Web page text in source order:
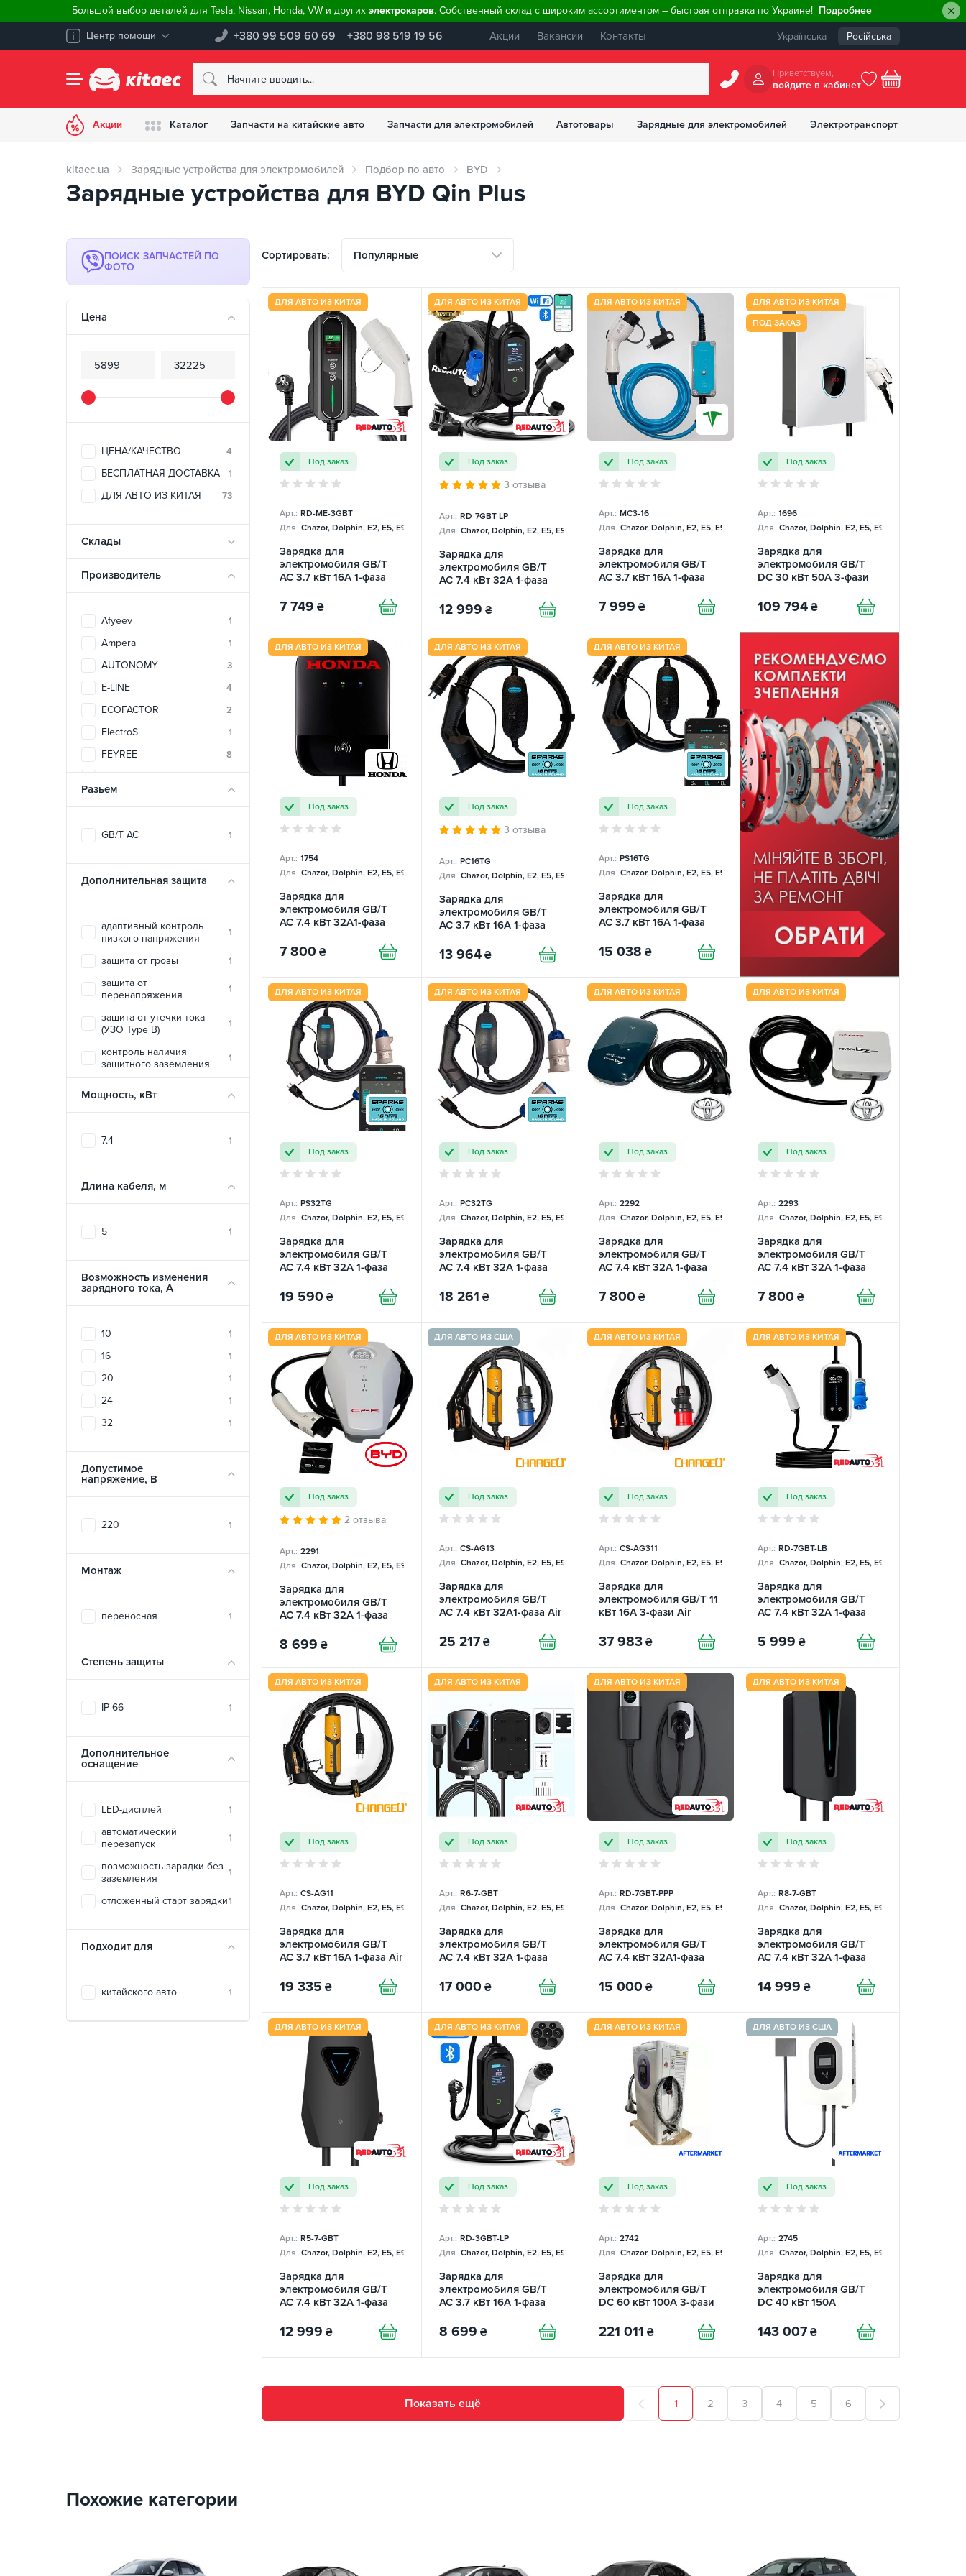
Большой выбор деталей для Tesla, Nissan, Honda, VW и других электрокаров. Собственный склад с широким ассортиментом – быстрая отправка по Украине! Подробнее
Центр помощи +380 99 509 60 69 +380 98 519 19 56 Акции Вакансии Контакты Українська Російська
Приветствуем,
войдите в кабинет
Акции Каталог Запчасти на китайские авто Запчасти для электромобилей Автотовары Зарядные для электромобилей Электротранспорт
kitaec.ua Зарядные устройства для электромобилей Подбор по авто BYD
Зарядные устройства для BYD Qin Plus
ПОИСК ЗАПЧАСТЕЙ ПО
ФОТО
Цена
ЦЕНА/КАЧЕСТВО 4
БЕСПЛАТНАЯ ДОСТАВКА 1
ДЛЯ АВТО ИЗ КИТАЯ 73
Склады
Производитель
Afyeev 1
Ampera 1
AUTONOMY 3
E-LINE 4
ECOFACTOR 2
ElectroS 1
FEYREE 8
SPARKS 1
Разьем
GB/T AC 1
Дополнительная защита
адаптивный контроль
низкого напряжения
1
защита от грозы 1
защита от
перенапряжения
1
защита от утечки тока
(УЗО Type B)
1
контроль наличия
защитного заземления
1
1
температурная защита
защита
1
Мощность, кВт
7.4 1
Длина кабеля, м
5 1
Возможность изменения
зарядного тока, A
10 1
16 1
20 1
24 1
32 1
Допустимое
напряжение, В
220 1
Монтаж
переносная 1
Степень защиты
IP 66 1
Дополнительное
оснащение
LED-дисплей 1
автоматический
перезапуск
1
возможность зарядки без
заземления
1
отложенный старт зарядки1
Подходит для
китайского авто 1
Сортировать: Популярные
ДЛЯ АВТО ИЗ КИТАЯ
Под заказ
Арт.: RD-ME-3GBT
Для Chazor, Dolphin, E2, E5, E9, Mercedes
Зарядка для
электромобиля GB/T
AC 3.7 кВт 16А 1-фаза
7 749 ₴
ДЛЯ АВТО ИЗ КИТАЯ
Под заказ
3 отзыва
Арт.: RD-7GBT-LP
Для Chazor, Dolphin, E2, E5, E9, Mercedes, Tang
Зарядка для
электромобиля GB/T
AC 7.4 кВт 32А 1-фаза
12 999 ₴
ДЛЯ АВТО ИЗ КИТАЯ
Под заказ
Арт.: MC3-16
Для Chazor, Dolphin, E2, E5, E9, Mercedes
Зарядка для
электромобиля GB/T
AC 3.7 кВт 16А 1-фаза
GREEN
7 999 ₴
ДЛЯ АВТО ИЗ КИТАЯ
ПОД ЗАКАЗ
Под заказ
Арт.: 1696
Для Chazor, Dolphin, E2, E5, E9, Mercedes
Зарядка для
электромобиля GB/T
DC 30 кВт 50А 3-фази
109 794 ₴
ДЛЯ АВТО ИЗ КИТАЯ
Под заказ
Арт.: 1754
Для Chazor, Dolphin, E2, E5, E9, Mercedes
Зарядка для
электромобиля GB/T
AC 7.4 кВт 32A1-фаза
7 800 ₴
ДЛЯ АВТО ИЗ КИТАЯ
Под заказ
3 отзыва
Арт.: PC16TG
Для Chazor, Dolphin, E2, E5, E9, Mercedes
Зарядка для
электромобиля GB/T
AC 3.7 кВт 16А 1-фаза
SPARKS
13 964 ₴
ДЛЯ АВТО ИЗ КИТАЯ
Под заказ
Арт.: PS16TG
Для Chazor, Dolphin, E2, E5, E9, Mercedes
Зарядка для
электромобиля GB/T
AC 3.7 кВт 16А 1-фаза
15 038 ₴
ДЛЯ АВТО ИЗ КИТАЯ
Под заказ
Арт.: PS32TG
Для Chazor, Dolphin, E2, E5, E9, Mercedes
Зарядка для
электромобиля GB/T
AC 7.4 кВт 32А 1-фаза
19 590 ₴
ДЛЯ АВТО ИЗ КИТАЯ
Под заказ
Арт.: PC32TG
Для Chazor, Dolphin, E2, E5, E9, Mercedes
Зарядка для
электромобиля GB/T
AC 7.4 кВт 32А 1-фаза
SPARKS
18 261 ₴
ДЛЯ АВТО ИЗ КИТАЯ
Под заказ
Арт.: 2292
Для Chazor, Dolphin, E2, E5, E9, Mercedes
Зарядка для
электромобиля GB/T
AC 7.4 кВт 32А 1-фаза
7 800 ₴
ДЛЯ АВТО ИЗ КИТАЯ
Под заказ
Арт.: 2293
Для Chazor, Dolphin, E2, E5, E9, Mercedes
Зарядка для
электромобиля GB/T
AC 7.4 кВт 32А 1-фаза
7 800 ₴
ДЛЯ АВТО ИЗ КИТАЯ
Под заказ
2 отзыва
Арт.: 2291
Для Chazor, Dolphin, E2, E5, E9, Mercedes
Зарядка для
электромобиля GB/T
AC 7.4 кВт 32А 1-фаза
8 699 ₴
ДЛЯ АВТО ИЗ США
Под заказ
Арт.: CS-AG13
Для Chazor, Dolphin, E2, E5, E9, Mercedes
Зарядка для
электромобиля GB/T
AC 7.4 кВт 32A1-фаза Air
25 217 ₴
ДЛЯ АВТО ИЗ КИТАЯ
Под заказ
Арт.: CS-AG311
Для Chazor, Dolphin, E2, E5, E9, Mercedes
Зарядка для
электромобиля GB/T 11
кВт 16A 3-фази Air
37 983 ₴
ДЛЯ АВТО ИЗ КИТАЯ
Под заказ
Арт.: RD-7GBT-LB
Для Chazor, Dolphin, E2, E5, E9, Mercedes
Зарядка для
электромобиля GB/T
AC 7.4 кВт 32А 1-фаза
5 999 ₴
ДЛЯ АВТО ИЗ КИТАЯ
Под заказ
Арт.: CS-AG11
Для Chazor, Dolphin, E2, E5, E9, Mercedes
Зарядка для
электромобиля GB/T
AC 3.7 кВт 16А 1-фаза Air
19 335 ₴
ДЛЯ АВТО ИЗ КИТАЯ
Под заказ
Арт.: R6-7-GBT
Для Chazor, Dolphin, E2, E5, E9, Mercedes
Зарядка для
электромобиля GB/T
AC 7.4 кВт 32А 1-фаза
REDAUTO
17 000 ₴
ДЛЯ АВТО ИЗ КИТАЯ
Под заказ
Арт.: RD-7GBT-PPP
Для Chazor, Dolphin, E2, E5, E9, Mercedes
Зарядка для
электромобиля GB/T
AC 7.4 кВт 32A1-фаза
15 000 ₴
ДЛЯ АВТО ИЗ КИТАЯ
Под заказ
Арт.: R8-7-GBT
Для Chazor, Dolphin, E2, E5, E9, Mercedes
Зарядка для
электромобиля GB/T
AC 7.4 кВт 32А 1-фаза
REDAUTO
14 999 ₴
ДЛЯ АВТО ИЗ КИТАЯ
Под заказ
Арт.: R5-7-GBT
Для Chazor, Dolphin, E2, E5, E9, Mercedes
Зарядка для
электромобиля GB/T
AC 7.4 кВт 32А 1-фаза
REDAUTO
12 999 ₴
ДЛЯ АВТО ИЗ КИТАЯ
Под заказ
Арт.: RD-3GBT-LP
Для Chazor, Dolphin, E2, E5, E9, Mercedes
Зарядка для
электромобиля GB/T
AC 3.7 кВт 16А 1-фаза
8 699 ₴
ДЛЯ АВТО ИЗ КИТАЯ
Под заказ
Арт.: 2742
Для Chazor, Dolphin, E2, E5, E9, Mercedes
Зарядка для
электромобиля GB/T
DC 60 кВт 100А 3-фази
221 011 ₴
ДЛЯ АВТО ИЗ США
Под заказ
Арт.: 2745
Для Chazor, Dolphin, E2, E5, E9, Mercedes
Зарядка для
электромобиля GB/T
DC 40 кВт 150А
143 007 ₴
Показать ещё 1 2 3 4 5 6
Похожие категории